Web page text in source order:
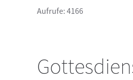
Aufrufe: 4166